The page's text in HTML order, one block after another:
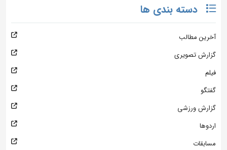
دسته بندی ها
آخرین مطالب
گزارش تصویری
فیلم
گفتگو
گزارش ورزشی
اردوها
مسابقات